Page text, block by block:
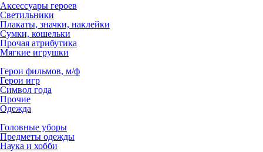
Аксессуары героев
Светильники
Плакаты, значки, наклейки
Сумки, кошельки
Прочая атрибутика
Мягкие игрушки
Герои фильмов, м/ф
Герои игр
Символ года
Прочие
Одежда
Головные уборы
Предметы одежды
Наука и хобби